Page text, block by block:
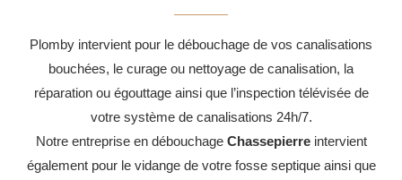
Plomby intervient pour le débouchage de vos canalisations
bouchées, le curage ou nettoyage de canalisation, la
réparation ou égouttage ainsi que l’inspection télévisée de
votre système de canalisations 24h/7.
Notre entreprise en débouchage Chassepierreintervient
également pour le vidange de votre fosse septique ainsi que